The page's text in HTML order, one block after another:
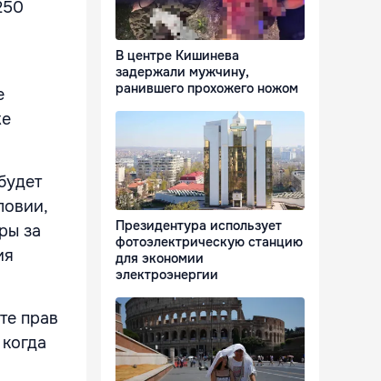
за
прав
В центре Кишинева
задержали мужчину,
ранившего прохожего ножом
Президентура использует
фотоэлектрическую станцию
для экономии
электроэнергии